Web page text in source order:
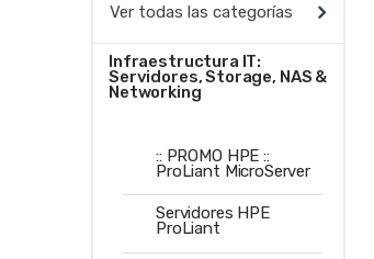
Ver todas las categorías
Infraestructura IT:
Servidores, Storage, NAS &
Networking
:: PROMO HPE ::
ProLiant MicroServer
Servidores HPE
ProLiant